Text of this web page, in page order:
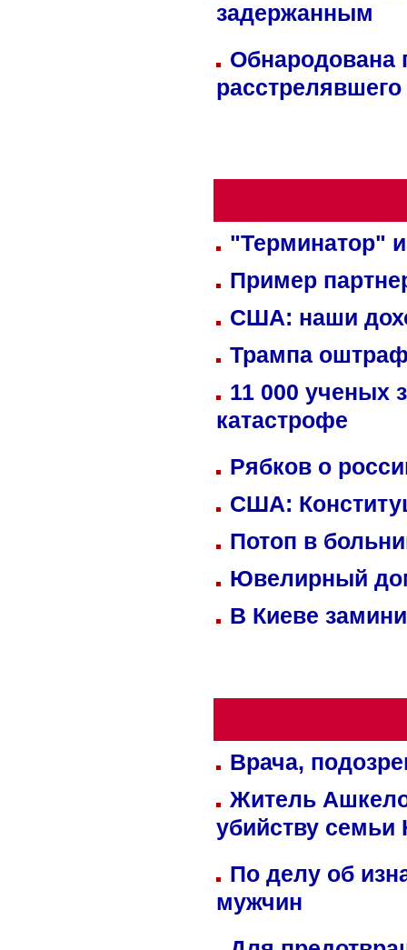
задержанным
Обнародована
"Терминатор"
Пример
США: наши
Трампа
11 000 ученых
катастрофе
Рябков о
США:
Потоп в
Ювелирный
В Киеве
Врача,
Житель
убийству семьи
По делу об
мужчин